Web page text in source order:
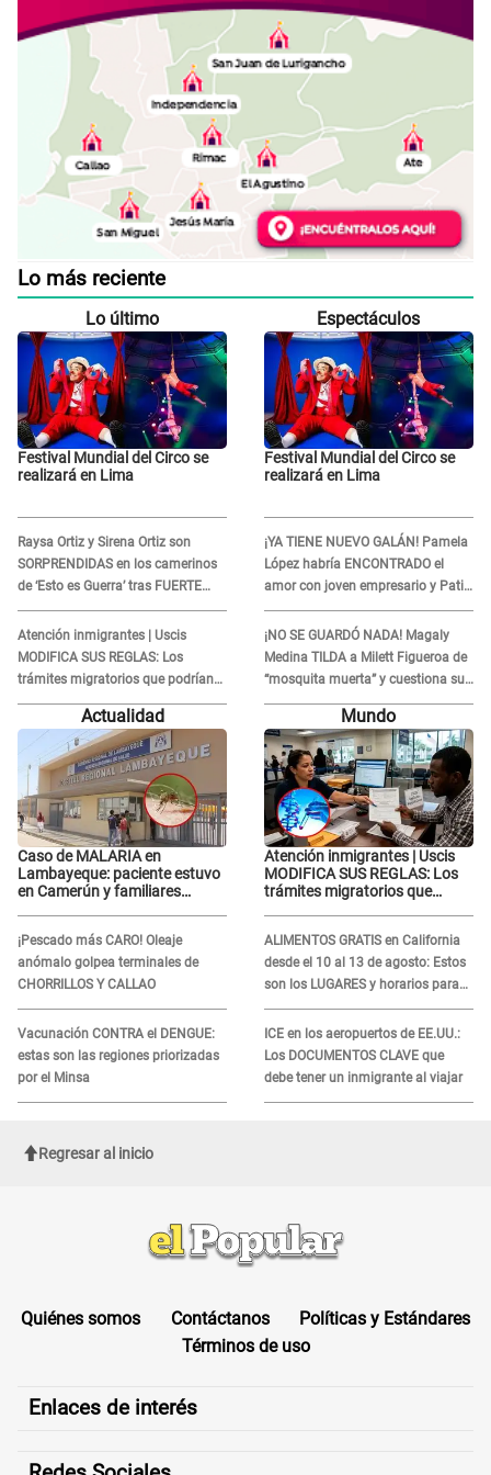
Lo más reciente
Lo último
Festival Mundial del Circo se
realizará en Lima
Raysa Ortiz y Sirena Ortiz son
SORPRENDIDAS en los camerinos
de ‘Esto es Guerra’ tras FUERTE
ENFRENTAMIENTO con Gabriel
Moisés: “Gracias”
Atención inmigrantes | Uscis
MODIFICA SUS REGLAS: Los
trámites migratorios que podrían
necesitar tu prueba de ADN
Espectáculos
Festival Mundial del Circo se
realizará en Lima
¡YA TIENE NUEVO GALÁN! Pamela
López habría ENCONTRADO el
amor con joven empresario y Pati
Lorena la ECHA en VIVO
¡NO SE GUARDÓ NADA! Magaly
Medina TILDA a Milett Figueroa de
“mosquita muerta” y cuestiona su
RECONCILIACIÓN con Marcelo
Tinelli en TV argentina
Actualidad
Caso de MALARIA en
Lambayeque: paciente estuvo
en Camerún y familiares
¡Pescado más CARO! Oleaje
anómalo golpea terminales de
CHORRILLOS Y CALLAO
Vacunación CONTRA el DENGUE:
estas son las regiones priorizadas
por el Minsa
Mundo
Atención inmigrantes | Uscis
MODIFICA SUS REGLAS: Los
trámites migratorios que
ALIMENTOS GRATIS en California
desde el 10 al 13 de agosto: Estos
son los LUGARES y horarios para
recibir la ayuda
ICE en los aeropuertos de EE.UU.:
Los DOCUMENTOS CLAVE que
debe tener un inmigrante al viajar
Regresar al inicio
Quiénes somos Contáctanos
Políticas y Estándares
Términos de uso
Enlaces de interés